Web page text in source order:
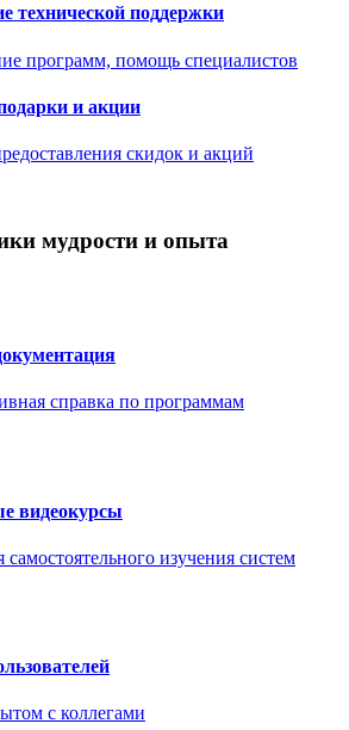
технической поддержки
программ, помощь специалистов
и акции
скидок и акций
мудрости и опыта
справка по программам
видеокурсы
изучения систем
с коллегами